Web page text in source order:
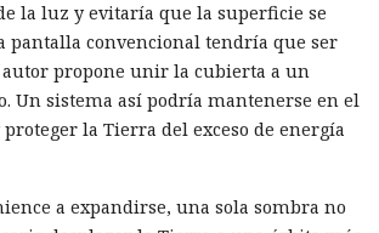
la luz y evitaría que la superficie se
pantalla convencional tendría que ser
autor propone unir la cubierta a un
Un sistema así podría mantenerse en el
la Tierra del exceso de energía
a expandirse, una sola sombra no